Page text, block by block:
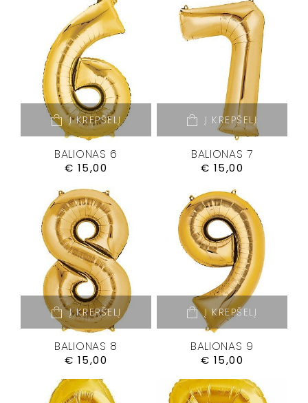
Į KREPŠELĮ
BALIONAS 6
€ 15,00
Į KREPŠELĮ
BALIONAS 7
€ 15,00
Į KREPŠELĮ
BALIONAS 8
€ 15,00
Į KREPŠELĮ
BALIONAS 9
€ 15,00